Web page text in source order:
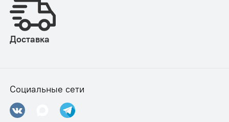
Доставка
Социальные сети